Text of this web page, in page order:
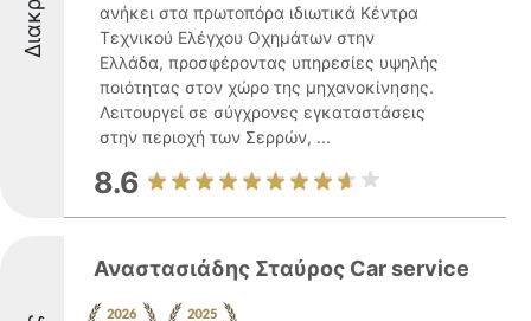
ανήκει στα πρωτοπόρα ιδιωτικά Κέντρα
Τεχνικού Ελέγχου Οχημάτων στην
Ελλάδα, προσφέροντας υπηρεσίες υψηλής
ποιότητας στον χώρο της μηχανοκίνησης.
Λειτουργεί σε σύγχρονες εγκαταστάσεις
στην περιοχή των Σερρών, ...
8.6
Αναστασιάδης Σταύρος Car service